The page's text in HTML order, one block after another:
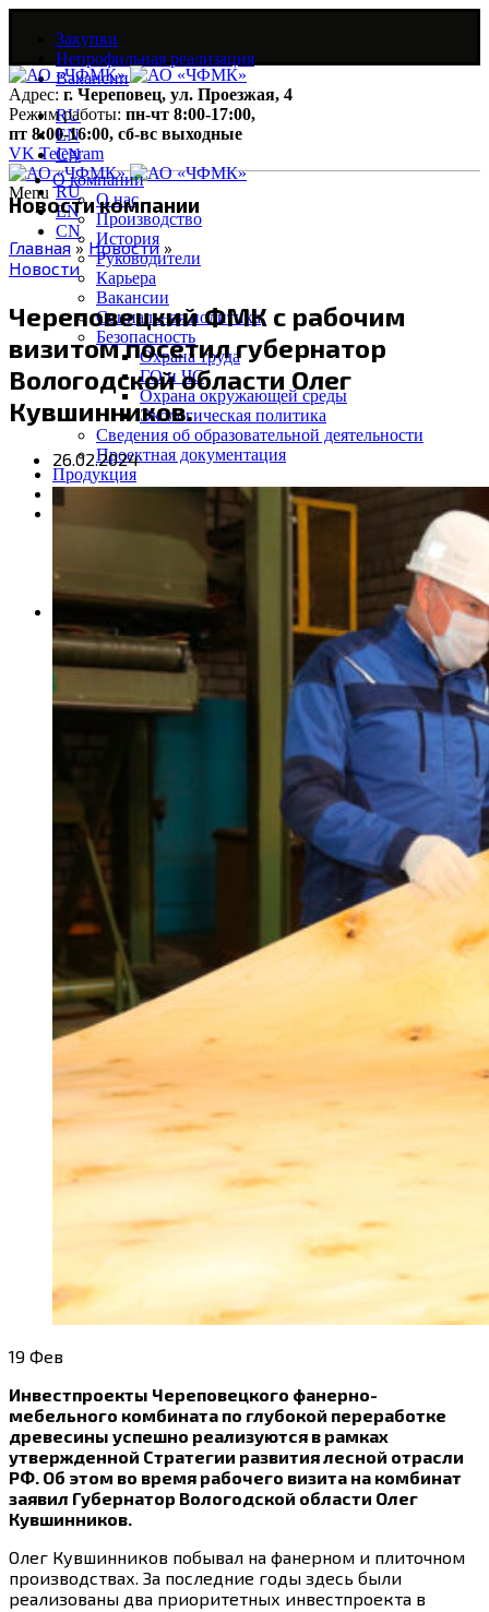
Закупки
Непрофильная реализация
Вакансии
RU
EN
CN
RU
EN
CN
Адрес: г. Череповец, ул. Проезжая, 4
Режим работы: пн-чт 8:00-17:00,
пт 8:00-16:00, сб-вс выходные
VK Telegram
Menu
О компании
О нас
Производство
История
Руководители
Карьера
Вакансии
Социальная политика
Безопасность
Охрана труда
ГО и ЧС
Охрана окружающей среды
Экологическая политика
Сведения об образовательной деятельности
Проектная документация
Продукция
Управление продаж
Управление логистики
Розничные продажи
Общие вопросы
Пресс-центр
Новости
Блог
Новости компании
Главная » Новости »
Новости
Череповецкий ФМК с рабочим
визитом посетил губернатор
Вологодской области Олег
Кувшинников.
26.02.2024
19 Фев
Инвестпроекты Череповецкого фанерно-
мебельного комбината по глубокой переработке
древесины успешно реализуются в рамках
утвержденной Стратегии развития лесной отрасли
РФ. Об этом во время рабочего визита на комбинат
заявил Губернатор Вологодской области Олег
Кувшинников.
Олег Кувшинников побывал на фанерном и плиточном
производствах. За последние годы здесь были
реализованы два приоритетных инвестпроекта в